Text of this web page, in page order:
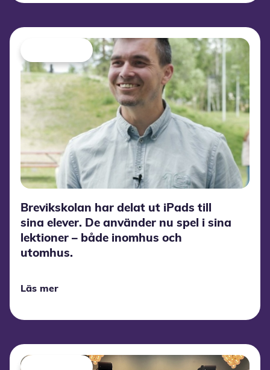
Brevikskolan har delat ut iPads till
sina elever. De använder nu spel i sina
lektioner – både inomhus och
utomhus.
Läs mer